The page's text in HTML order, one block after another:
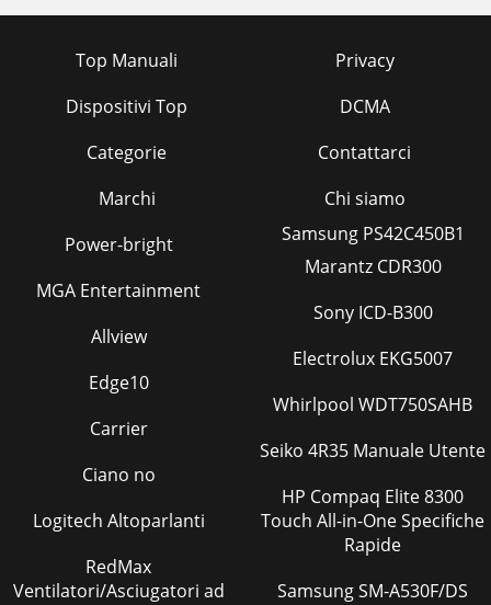
Top Manuali
Dispositivi Top
Categorie
Marchi
Privacy
DCMA
Contattarci
Chi siamo
Power-bright
MGA Entertainment
Allview
Edge10
Carrier
Ciano no
Logitech Altoparlanti
RedMax
Ventilatori/Asciugatori ad
Samsung PS42C450B1
Marantz CDR300
Sony ICD-B300
Electrolux EKG5007
Whirlpool WDT750SAHB
Seiko 4R35 Manuale Utente
HP Compaq Elite 8300
Touch All-in-One Specifiche
Rapide
Samsung SM-A530F/DS